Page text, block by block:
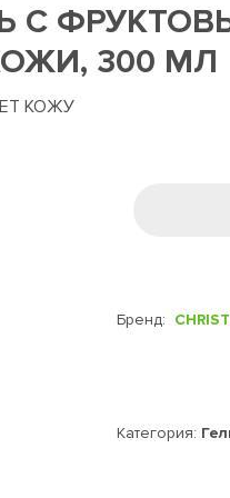
300 МЛ
КОЖУ
Бренд:
Категория: